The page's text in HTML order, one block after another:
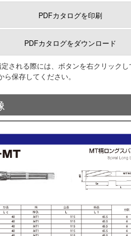
PDFカタログを印刷
PDFカタログをダウンロード
される際には、ボタンを右クリック
ら保存してください。